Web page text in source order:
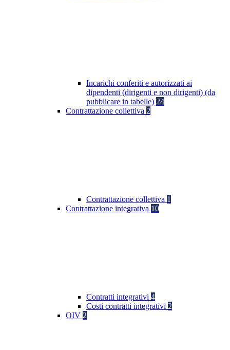
Incarichi conferiti e autorizzati ai
dipendenti (dirigenti e non dirigenti) (da
pubblicare in tabelle) 24
Contrattazione collettiva 2
Contrattazione collettiva 1
Contrattazione integrativa 10
Contratti integrativi 4
Costi contratti integrativi 2
OIV 2